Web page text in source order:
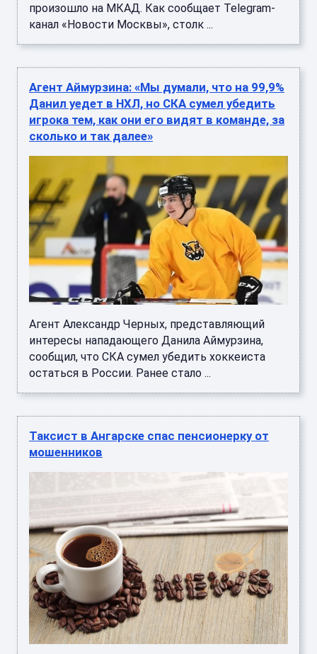
произошло на МКАД. Как сообщает Telegram-
канал «Новости Москвы», столк ...
Агент Аймурзина: «Мы думали, что на 99,9%
Данил уедет в НХЛ, но СКА сумел убедить
игрока тем, как они его видят в команде, за
сколько и так далее»
Агент Александр Черных, представляющий
интересы нападающего Данила Аймурзина,
сообщил, что СКА сумел убедить хоккеиста
остаться в России. Ранее стало ...
Таксист в Ангарске спас пенсионерку от
мошенников